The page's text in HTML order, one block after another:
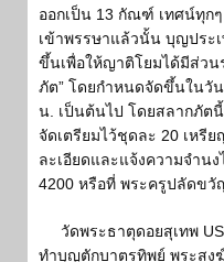
ออกเป็น 13 กัณฑ์ เทศน์ทุก
เข้าพรรษาแล้วนั้น บุญประ
ขึ้นเพื่อให้ญาติโยมได้มีส่ว
ภัต” โดยกำหนดจัดขึ้นในวั
น. เป็นต้นไป โดยสลากภัต
จัดเตรียมไว้ชุดละ 20 เหรี
ละเอียดและแจ้งความจำน
4200 หรือที่ พระครูปลัดขวั
วัดพระธาตุดอยสุเทพ
ทำบุญตักบาตรทิพย์ พระสง